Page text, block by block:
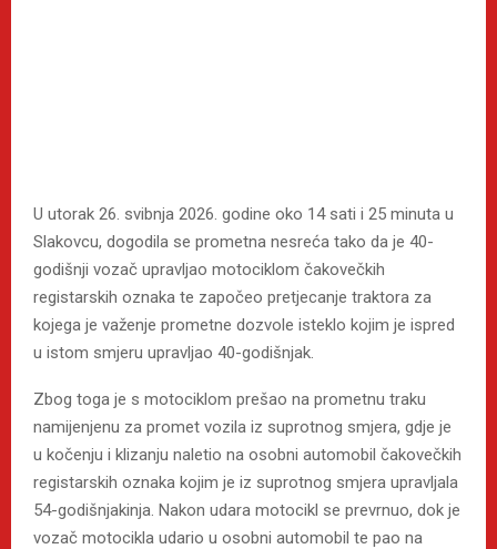
U utorak 26. svibnja 2026. godine oko 14 sati i 25 minuta u
Slakovcu, dogodila se prometna nesreća tako da je 40-
godišnji vozač upravljao motociklom čakovečkih
registarskih oznaka te započeo pretjecanje traktora za
kojega je važenje prometne dozvole isteklo kojim je ispred
u istom smjeru upravljao 40-godišnjak.
Zbog toga je s motociklom prešao na prometnu traku
namijenjenu za promet vozila iz suprotnog smjera, gdje je
u kočenju i klizanju naletio na osobni automobil čakovečkih
registarskih oznaka kojim je iz suprotnog smjera upravljala
54-godišnjakinja. Nakon udara motocikl se prevrnuo, dok je
vozač motocikla udario u osobni automobil te pao na